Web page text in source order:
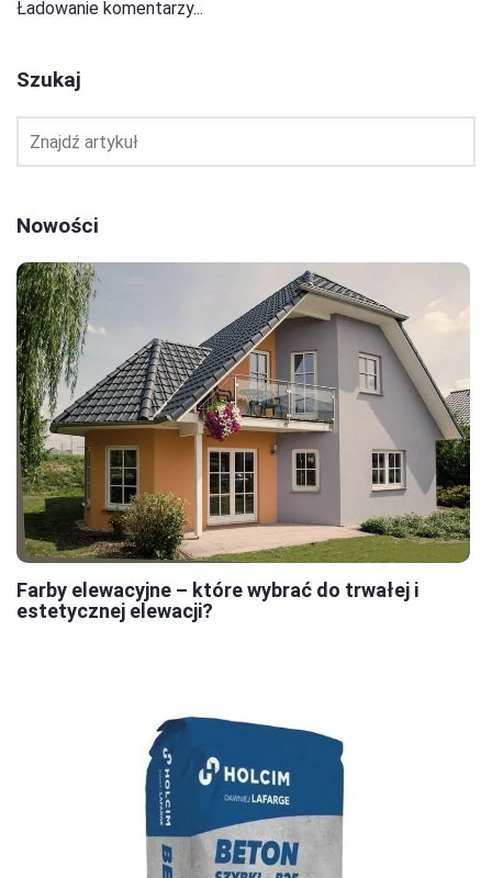
Ładowanie komentarzy...
Szukaj
Nowości
Farby elewacyjne – które wybrać do trwałej i
estetycznej elewacji?